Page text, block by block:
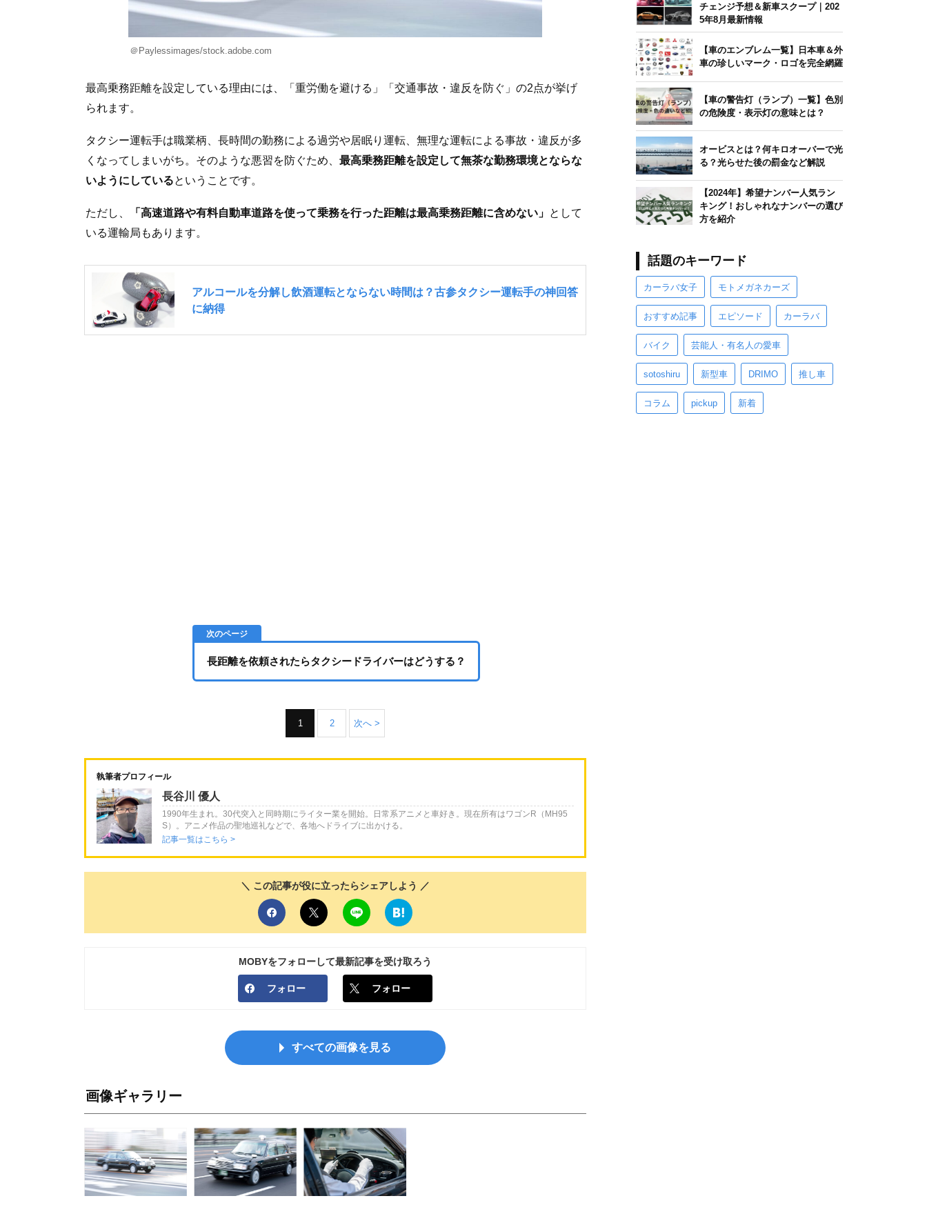
＠Paylessimages/stock.adobe.com
最高乗務距離を設定している理由には、「重労働を避ける」「交通事故・違反を防ぐ」の2点が挙げ
られます。
タクシー運転手は職業柄、長時間の勤務による過労や居眠り運転、無理な運転による事故・違反が多
くなってしまいがち。そのような悪習を防ぐため、 最高乗務距離を設定して無茶な勤務環境とならな
いようにしているということです。
ただし、 「高速道路や有料自動車道路を使って乗務を行った距離は最高乗務距離に含めない」
として
いる運輸局もあります。
長距離を依頼されたらタクシードライバーはどうする？
1 2 次へ >
執筆者プロフィール
長谷川 優人
1990年生まれ。30代突入と同時期にライター業を開始。日常系アニメと車好き。現在所有はワゴンR（MH95
S）。アニメ作品の聖地巡礼などで、各地へドライブに出かける。
記事一覧はこちら >
＼ この記事が役に立ったらシェアしよう ／
MOBYをフォローして最新記事を受け取ろう
フォロー フォロー
すべての画像を見る
画像ギャラリー
チェンジ予想＆新車スクープ｜202
5年8月最新情報
【車のエンブレム一覧】日本車＆外
車の珍しいマーク・ロゴを完全網羅
【車の警告灯（ランプ）一覧】色別
の危険度・表示灯の意味とは？
オービスとは？何キロオーバーで光
る？光らせた後の罰金など解説
【2024年】希望ナンバー人気ラン
キング！おしゃれなナンバーの選び
方を紹介
話題のキーワード
カーラバ女子 モトメガネカーズ
おすすめ記事 エピソード カーラバ
バイク 芸能人・有名人の愛車
sotoshiru 新型車 DRIMO 推し車
コラム pickup 新着